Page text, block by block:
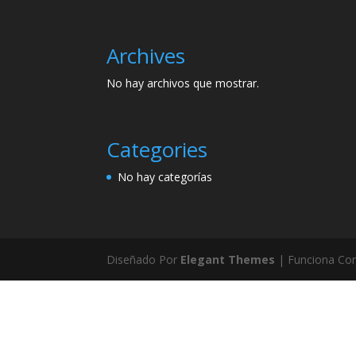
Archives
No hay archivos que mostrar.
Categories
No hay categorías
Diseñado Por Elegant Themes | Funciona